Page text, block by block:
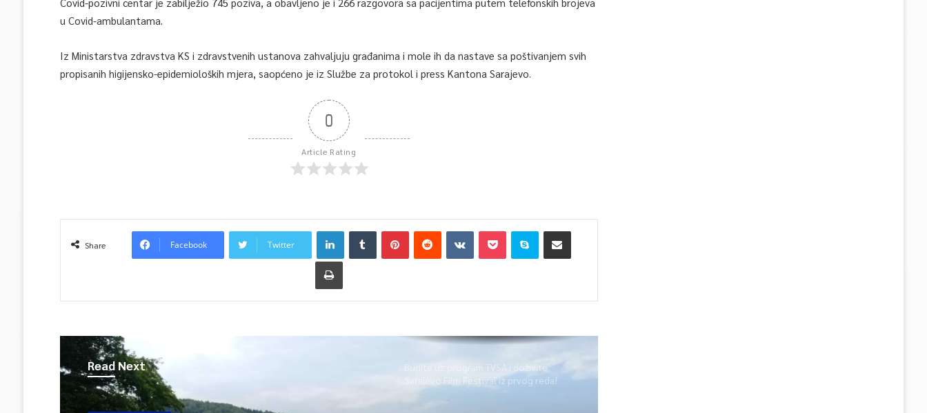
u Covid-ambulantama.
Iz Ministarstva zdravstva KS i zdravstvenih ustanova zahvaljuju građanima i mole ih da nastave sa poštivanjem svih
propisanih higijensko-epidemioloških mjera, saopćeno je iz Službe za protokol i press Kantona Sarajevo.
0
Article Rating
Share Facebook Twitter
Read Next
Budite uz program TVSA i doživite
Sarajevo Film Festival iz prvog reda!